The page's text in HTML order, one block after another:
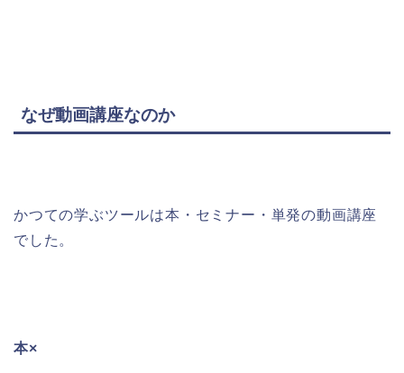
なぜ動画講座なのか
かつての学ぶツールは本・セミナー・単発の動画講座
でした。
本×